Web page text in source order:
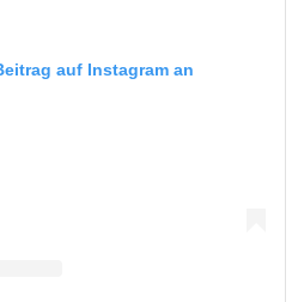
auf Instagram an